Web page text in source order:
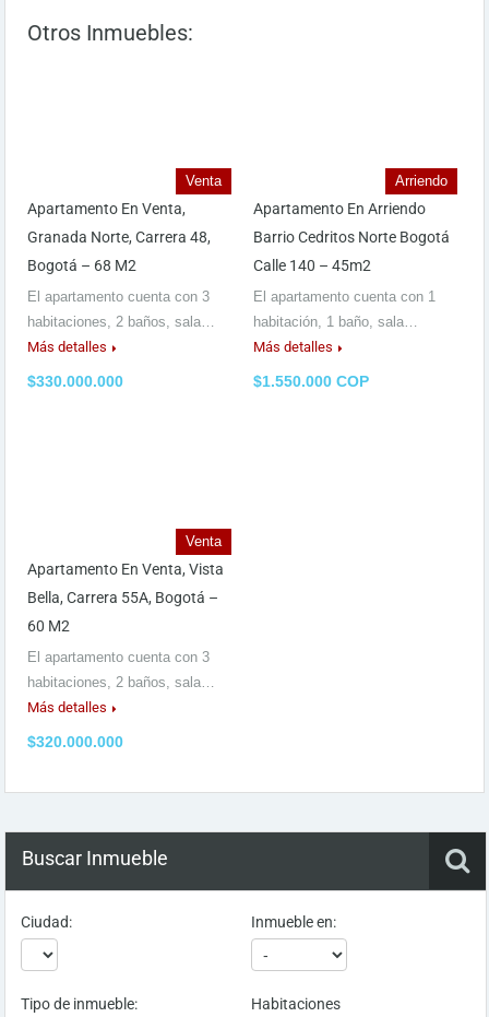
Otros Inmuebles:
Venta
Apartamento En Venta,
Granada Norte, Carrera 48,
Bogotá – 68 M2
El apartamento cuenta con 3
habitaciones, 2 baños, sala…
Más detalles
$330.000.000
Arriendo
Apartamento En Arriendo
Barrio Cedritos Norte Bogotá
Calle 140 – 45m2
El apartamento cuenta con 1
habitación, 1 baño, sala…
Más detalles
$1.550.000 COP
Venta
Apartamento En Venta, Vista
Bella, Carrera 55A, Bogotá –
60 M2
El apartamento cuenta con 3
habitaciones, 2 baños, sala…
Más detalles
$320.000.000
Buscar Inmueble
Ciudad: Inmueble en:
Tipo de inmueble: Habitaciones